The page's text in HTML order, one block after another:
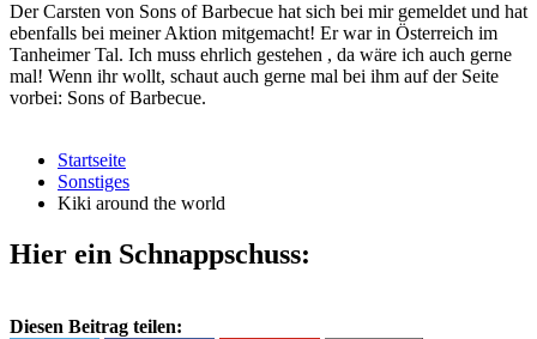
Der Carsten von Sons of Barbecue hat sich bei mir gemeldet und hat
ebenfalls bei meiner Aktion mitgemacht! Er war in Österreich im
Tanheimer Tal. Ich muss ehrlich gestehen , da wäre ich auch gerne
mal! Wenn ihr wollt, schaut auch gerne mal bei ihm auf der Seite
vorbei: Sons of Barbecue.
Startseite
Sonstiges
Kiki around the world
Hier ein Schnappschuss:
Diesen Beitrag teilen: